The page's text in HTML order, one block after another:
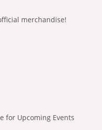
merchandise!
for Upcoming Events